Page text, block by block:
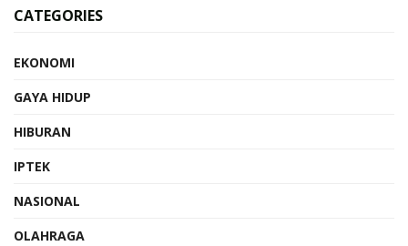
CATEGORIES
EKONOMI
GAYA HIDUP
HIBURAN
IPTEK
NASIONAL
OLAHRAGA